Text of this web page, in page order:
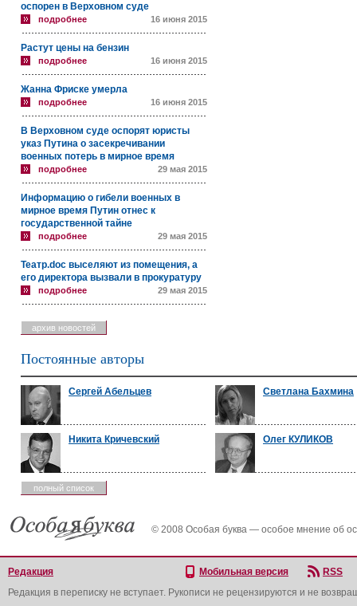
оспорен в Верховном суде
подробнее 16 июня 2015
Растут цены на бензин
подробнее 16 июня 2015
Жанна Фриске умерла
подробнее 16 июня 2015
В Верховном суде оспорят юристы
указ Путина о засекречивании
военных потерь в мирное время
подробнее 29 мая 2015
Информацию о гибели военных в
мирное время Путин отнес к
государственной тайне
подробнее 29 мая 2015
Театр.doc выселяют из помещения, а
его директора вызвали в прокуратуру
подробнее 29 мая 2015
архив новостей
Постоянные авторы
Сергей Абельцев Светлана Бахмина
Никита Кричевский Олег КУЛИКОВ
полный список
© 2008 Особая буква — особое мнение об
Редакция Мобильная версия
RSS
Редакция в переписку не вступает. Рукописи не рецензируются и не